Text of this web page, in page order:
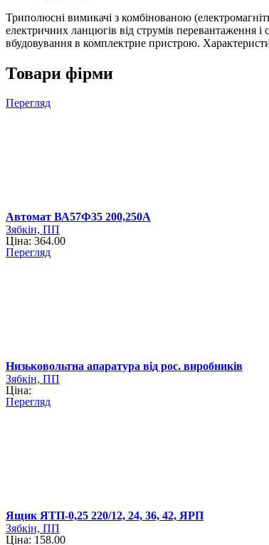
Триполюсні вимикачі з комбінованою
електричних ланцюгів від струмів перевантаження
вбудовування в комплектрие пристрою.
Товари фірми
Перегляд
Автомат ВА57Ф35 200,250А
Зябкін, ПП
Ціна: 364.00
Перегляд
Низьковольтна апаратура від рос. виробників
Зябкін, ПП
Ціна:
Перегляд
Ящик ЯТП-0,25 220/12, 24, 36, 42, ЯРП
Зябкін, ПП
Ціна: 158.00